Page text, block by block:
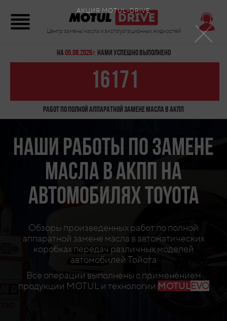
Центр замены масла и эксплуатационных жидкостей
На05.08.2026 г.нами успешно выполнено
16171
работ по полной аппаратной замене масла в АКПП
Наши работы по замене
масла в АКПП на
автомобилях Toyota
Обзоры произведенных работ по полной
аппаратной замене масла в автоматических
коробках передач различных моделей
автомобилей Тойота
Все операции выполнены с применением
продукции MOTUL и технологии MOTULEVO
АКЦИЯ MOTUL-DRIVE ×